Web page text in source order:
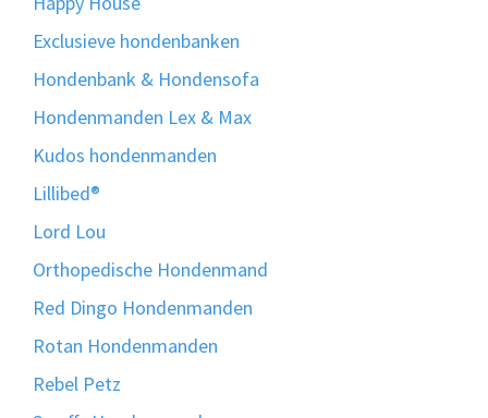
Exclusieve hondenbanken
Hondenbank & Hondensofa
Hondenmanden Lex & Max
Kudos hondenmanden
Lillibed®
Lord Lou
Orthopedische Hondenmand
Red Dingo Hondenmanden
Rotan Hondenmanden
Rebel Petz